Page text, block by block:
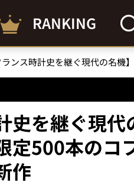
RANKING
史を継ぐ現
定500本のコ
作